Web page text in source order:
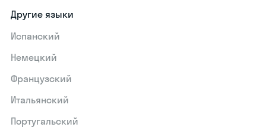
Другие языки
Испанский
Немецкий
Французский
Итальянский
Португальский